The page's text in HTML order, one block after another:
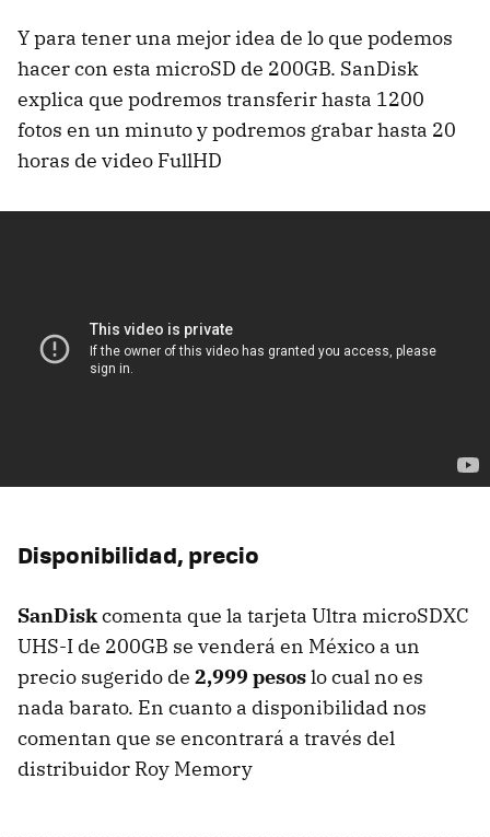
Y para tener una mejor idea de lo que podemos
hacer con esta microSD de 200GB. SanDisk
explica que podremos transferir hasta 1200
fotos en un minuto y podremos grabar hasta 20
horas de video FullHD
Disponibilidad, precio
SanDiskcomenta que la tarjeta Ultra microSDXC
UHS-I de 200GB se venderá en México a un
precio sugerido de 2,999 pesoslo cual no es
nada barato. En cuanto a disponibilidad nos
comentan que se encontrará a través del
distribuidor Roy Memory